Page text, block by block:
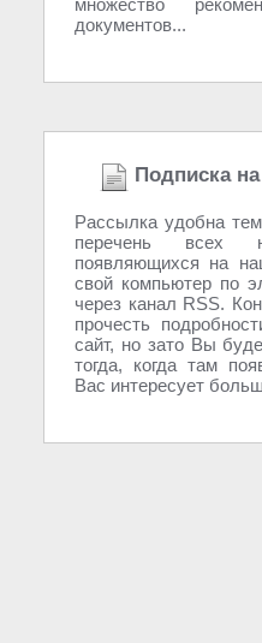
множество
документов...
Подписка
Рассылка удобна
перечень всех
появляющихся на
свой компьютер по
через канал RSS.
прочесть
сайт, но зато Вы
тогда, когда там
Вас интересует